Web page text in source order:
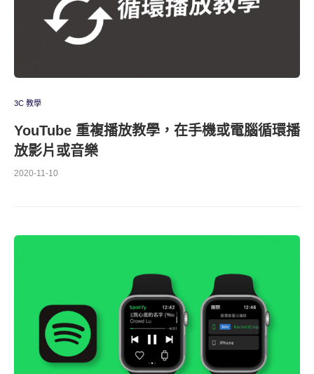
3C 教學
YouTube 重複播放教學，在手機或電腦循環播
放影片或音樂
2020-11-10